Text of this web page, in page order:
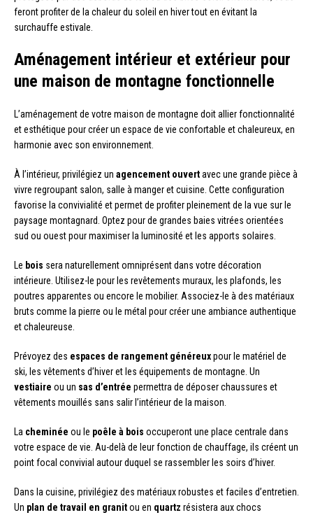
feront profiter de la chaleur du soleil en hiver tout en évitant la
surchauffe estivale.
Aménagement intérieur et extérieur pour
une maison de montagne fonctionnelle
L’aménagement de votre maison de montagne doit allier fonctionnalité
et esthétique pour créer un espace de vie confortable et chaleureux, en
harmonie avec son environnement.
À l’intérieur, privilégiez un agencement ouvertavec une grande pièce à
vivre regroupant salon, salle à manger et cuisine. Cette configuration
favorise la convivialité et permet de profiter pleinement de la vue sur le
paysage montagnard. Optez pour de grandes baies vitrées orientées
sud ou ouest pour maximiser la luminosité et les apports solaires.
Le bois sera naturellement omniprésent dans votre décoration
intérieure. Utilisez-le pour les revêtements muraux, les plafonds, les
poutres apparentes ou encore le mobilier. Associez-le à des matériaux
bruts comme la pierre ou le métal pour créer une ambiance authentique
et chaleureuse.
Prévoyez des espaces de rangement généreuxpour le matériel de
ski, les vêtements d’hiver et les équipements de montagne. Un
vestiaire ou un sas d’entrée permettra de déposer chaussures et
vêtements mouillés sans salir l’intérieur de la maison.
La cheminée ou le poêle à bois occuperont une place centrale dans
votre espace de vie. Au-delà de leur fonction de chauffage, ils créent un
point focal convivial autour duquel se rassembler les soirs d’hiver.
Dans la cuisine, privilégiez des matériaux robustes et faciles d’entretien.
Un plan de travail en granitou en quartz résistera aux chocs